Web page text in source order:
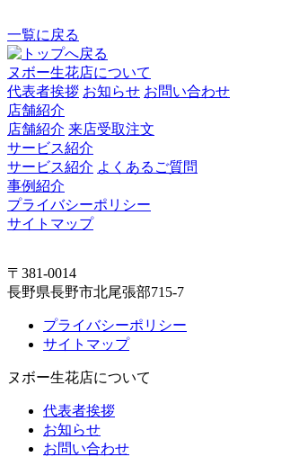
一覧に戻る
ヌボー生花店について
代表者挨拶 お知らせ お問い合わせ
店舗紹介
店舗紹介 来店受取注文
サービス紹介
サービス紹介 よくあるご質問
事例紹介
プライバシーポリシー
サイトマップ
〒381-0014
長野県長野市北尾張部715-7
プライバシーポリシー
サイトマップ
ヌボー生花店について
代表者挨拶
お知らせ
お問い合わせ